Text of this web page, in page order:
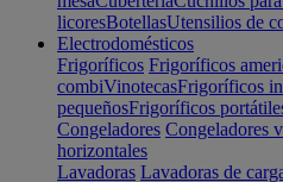
licoresBotellasUtensilios de
Electrodomésticos
Frigoríficos Frigoríficos
combiVinotecasFrigoríficos
pequeñosFrigoríficos
Congeladores Congeladores
horizontales
Lavadoras Lavadoras de